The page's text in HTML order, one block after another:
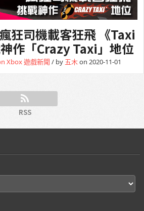
狂司機載客狂飛 《Taxi
作「Crazy Taxi」地位
Xbox遊戲新聞 / by 五木on 2020-11-01
RSS